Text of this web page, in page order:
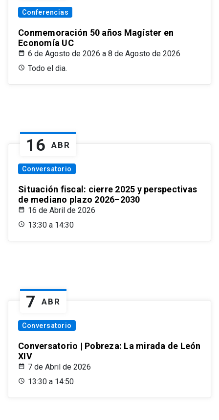
Conferencias
Conmemoración 50 años Magíster en
Economía UC
6 de Agosto de 2026 a 8 de Agosto de 2026
Todo el dia.
16 ABR
Conversatorio
Situación fiscal: cierre 2025 y perspectivas
de mediano plazo 2026–2030
16 de Abril de 2026
13:30 a 14:30
7 ABR
Conversatorio
Conversatorio | Pobreza: La mirada de León
XIV
7 de Abril de 2026
13:30 a 14:50